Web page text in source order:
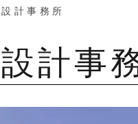
計事務所
計事